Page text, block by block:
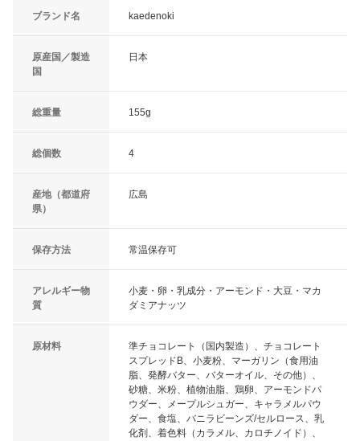
ブランド名 kaedenoki
原産国／製造
国
日本
総重量 155g
総個数 4
産地（都道府
県）
広島
保存方法 常温保存可
アレルギー物
質
小麦・卵・乳成分・アーモンド・大豆・マカ
ダミアナッツ
原材料
準チョコレート（国内製造）、チョコレート
スプレッドB、小麦粉、マーガリン（食用油
脂、発酵バター、バターオイル、その他）、
砂糖、米粉、植物油脂、鶏卵、アーモンドパ
ウダー、メープルシュガー、キャラメルパウ
ダー、食塩、バニラビーンズ/セルロース、乳
化剤、着色料（カラメル、カロチノイド）、